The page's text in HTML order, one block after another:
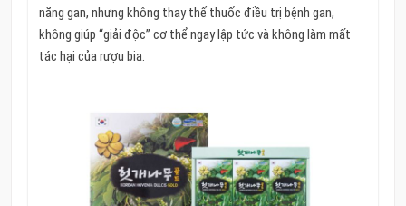
năng gan, nhưng không thay thế thuốc điều trị bệnh gan,
không giúp “giải độc” cơ thể ngay lập tức và không làm mất
tác hại của rượu bia.